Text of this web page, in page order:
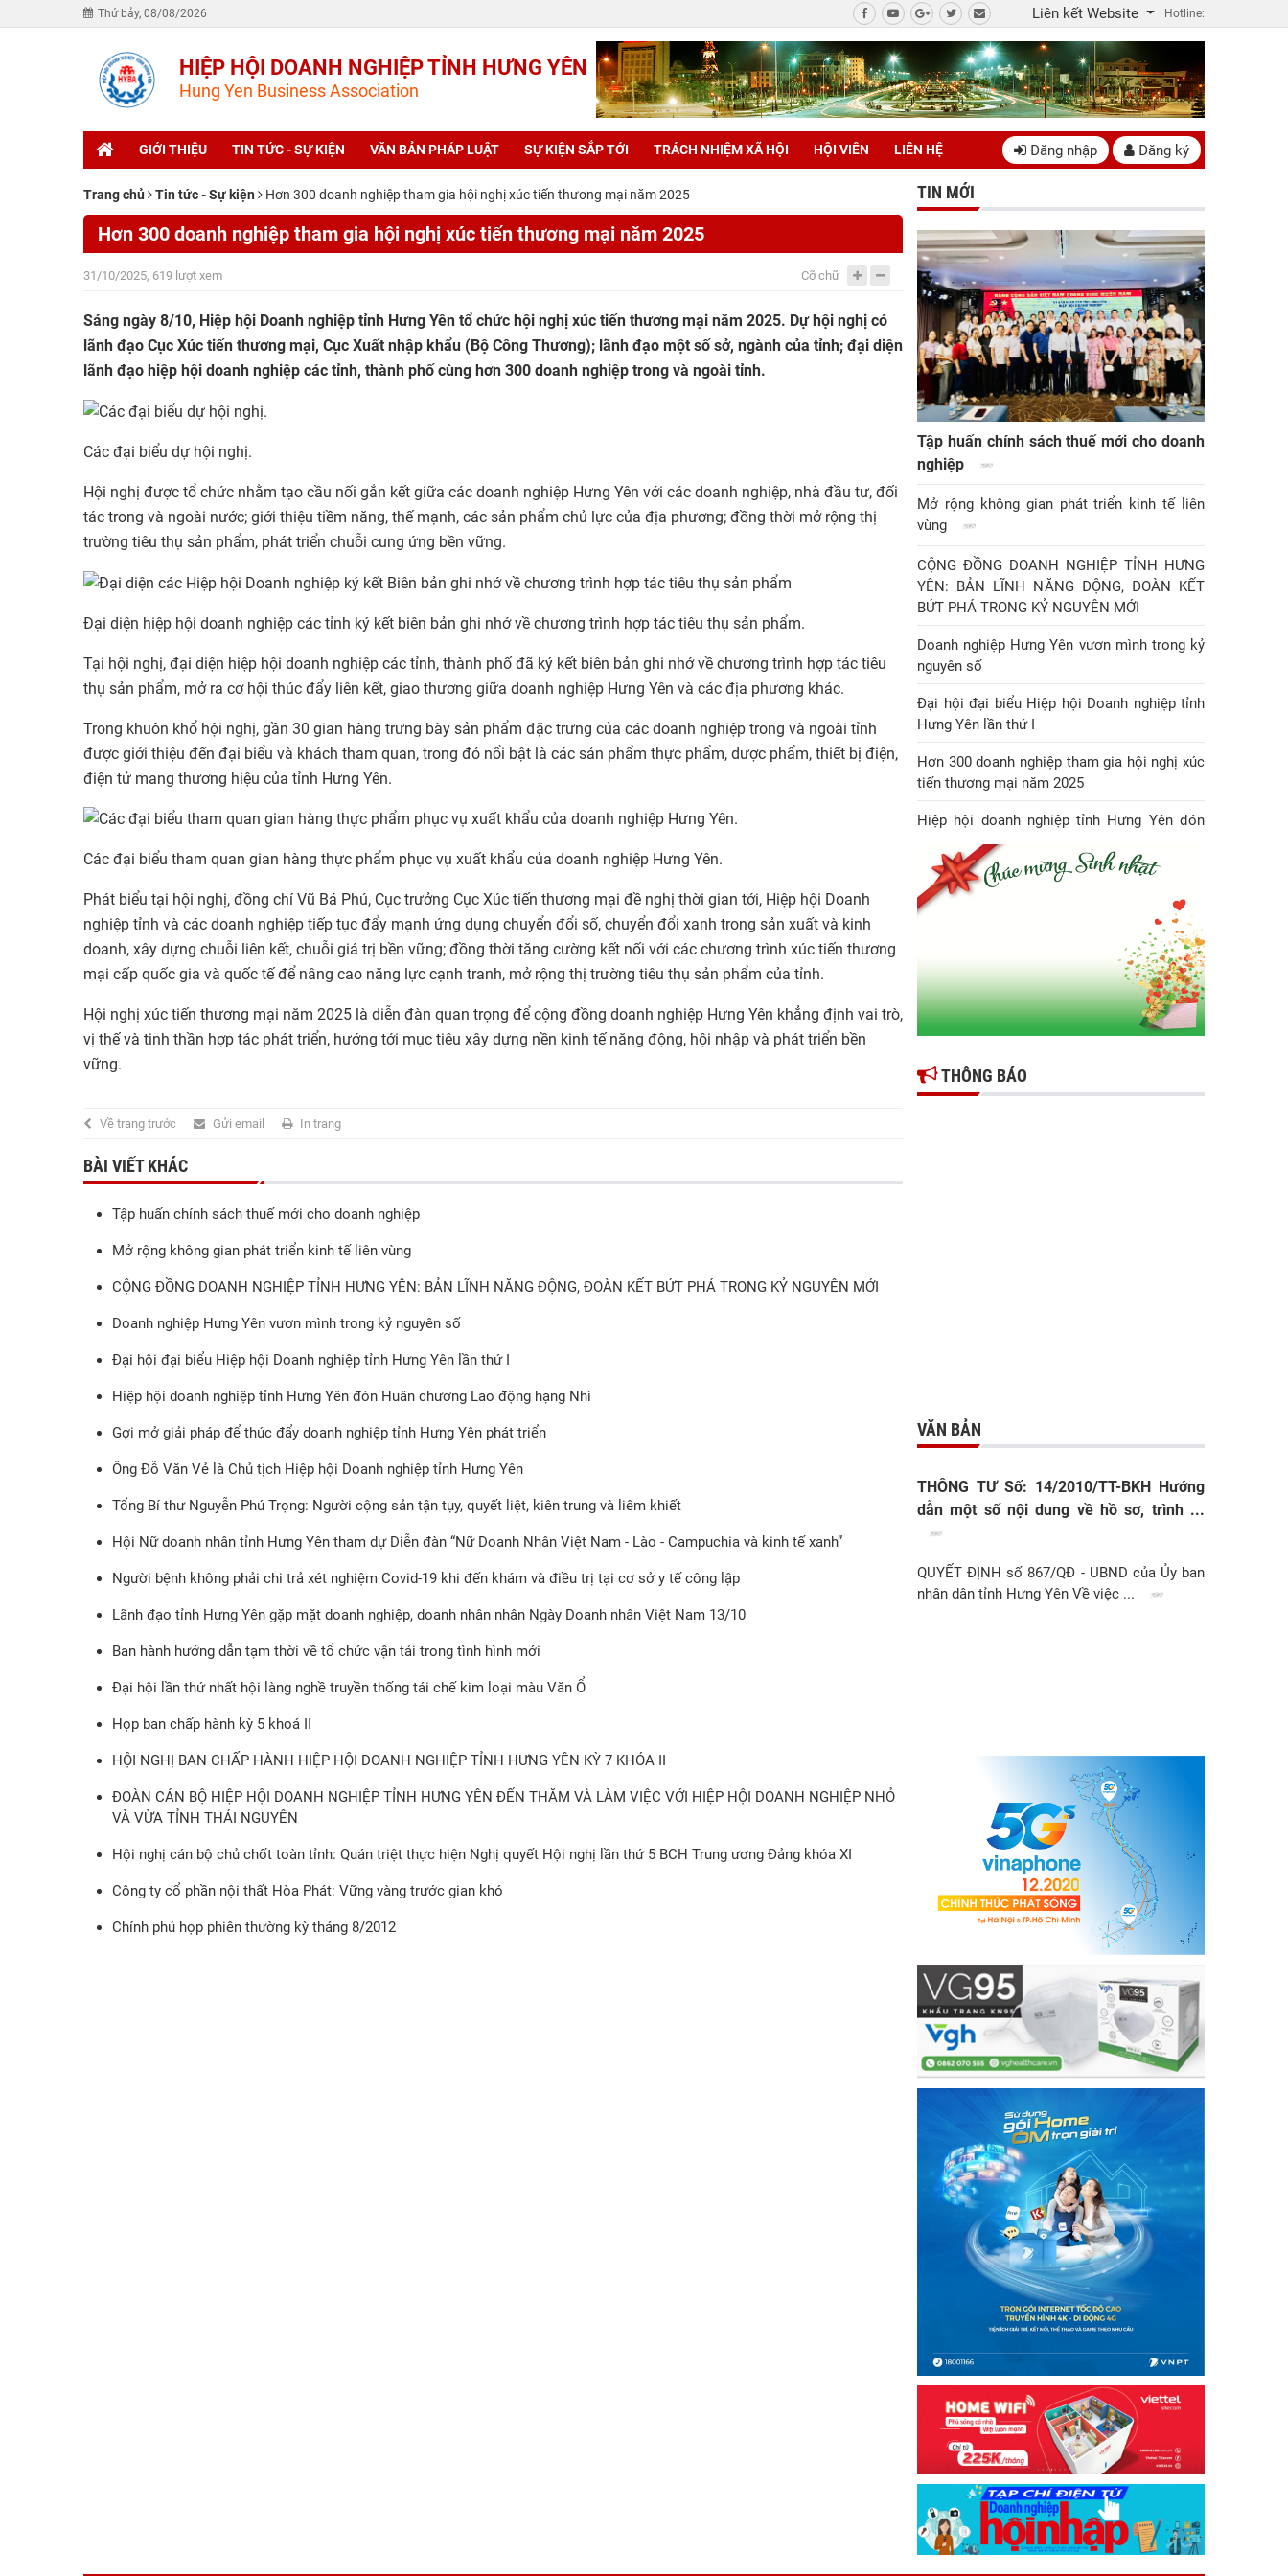
Thứ bảy, 08/08/2026 Liên kết Website Hotline:
HIỆP HỘI DOANH NGHIỆP TỈNH HƯNG YÊN
Hung Yen Business Association
GIỚI THIỆU TIN TỨC - SỰ KIỆN VĂN BẢN PHÁP LUẬT SỰ KIỆN SẮP TỚI TRÁCH NHIỆM XÃ HỘI HỘI VIÊN LIÊN HỆ Đăng nhập Đăng ký
Trang chủ Tin tức - Sự kiện Hơn 300 doanh nghiệp tham gia hội nghị xúc tiến thương mại năm 2025
Hơn 300 doanh nghiệp tham gia hội nghị xúc tiến thương mại năm 2025
31/10/2025, 619 lượt xem Cỡ chữ
Sáng ngày 8/10, Hiệp hội Doanh nghiệp tỉnh Hưng Yên tổ chức hội nghị xúc tiến thương mại năm 2025. Dự hội nghị có
lãnh đạo Cục Xúc tiến thương mại, Cục Xuất nhập khẩu (Bộ Công Thương); lãnh đạo một số sở, ngành của tỉnh; đại diện
lãnh đạo hiệp hội doanh nghiệp các tỉnh, thành phố cùng hơn 300 doanh nghiệp trong và ngoài tỉnh.
Các đại biểu dự hội nghị.
Hội nghị được tổ chức nhằm tạo cầu nối gắn kết giữa các doanh nghiệp Hưng Yên với các doanh nghiệp, nhà đầu tư, đối
tác trong và ngoài nước; giới thiệu tiềm năng, thế mạnh, các sản phẩm chủ lực của địa phương; đồng thời mở rộng thị
trường tiêu thụ sản phẩm, phát triển chuỗi cung ứng bền vững.
Đại diện hiệp hội doanh nghiệp các tỉnh ký kết biên bản ghi nhớ về chương trình hợp tác tiêu thụ sản phẩm.
Tại hội nghị, đại diện hiệp hội doanh nghiệp các tỉnh, thành phố đã ký kết biên bản ghi nhớ về chương trình hợp tác tiêu
thụ sản phẩm, mở ra cơ hội thúc đẩy liên kết, giao thương giữa doanh nghiệp Hưng Yên và các địa phương khác.
Trong khuôn khổ hội nghị, gần 30 gian hàng trưng bày sản phẩm đặc trưng của các doanh nghiệp trong và ngoài tỉnh
được giới thiệu đến đại biểu và khách tham quan, trong đó nổi bật là các sản phẩm thực phẩm, dược phẩm, thiết bị điện,
điện tử mang thương hiệu của tỉnh Hưng Yên.
Các đại biểu tham quan gian hàng thực phẩm phục vụ xuất khẩu của doanh nghiệp Hưng Yên.
Phát biểu tại hội nghị, đồng chí Vũ Bá Phú, Cục trưởng Cục Xúc tiến thương mại đề nghị thời gian tới, Hiệp hội Doanh
nghiệp tỉnh và các doanh nghiệp tiếp tục đẩy mạnh ứng dụng chuyển đổi số, chuyển đổi xanh trong sản xuất và kinh
doanh, xây dựng chuỗi liên kết, chuỗi giá trị bền vững; đồng thời tăng cường kết nối với các chương trình xúc tiến thương
mại cấp quốc gia và quốc tế để nâng cao năng lực cạnh tranh, mở rộng thị trường tiêu thụ sản phẩm của tỉnh.
Hội nghị xúc tiến thương mại năm 2025 là diễn đàn quan trọng để cộng đồng doanh nghiệp Hưng Yên khẳng định vai trò,
vị thế và tinh thần hợp tác phát triển, hướng tới mục tiêu xây dựng nền kinh tế năng động, hội nhập và phát triển bền
vững.
Về trang trước Gửi email In trang
BÀI VIẾT KHÁC
Tập huấn chính sách thuế mới cho doanh nghiệp
Mở rộng không gian phát triển kinh tế liên vùng
CỘNG ĐỒNG DOANH NGHIỆP TỈNH HƯNG YÊN: BẢN LĨNH NĂNG ĐỘNG, ĐOÀN KẾT BỨT PHÁ TRONG KỶ NGUYÊN MỚI
Doanh nghiệp Hưng Yên vươn mình trong kỷ nguyên số
Đại hội đại biểu Hiệp hội Doanh nghiệp tỉnh Hưng Yên lần thứ I
Hiệp hội doanh nghiệp tỉnh Hưng Yên đón Huân chương Lao động hạng Nhì
Gợi mở giải pháp để thúc đẩy doanh nghiệp tỉnh Hưng Yên phát triển
Ông Đỗ Văn Vẻ là Chủ tịch Hiệp hội Doanh nghiệp tỉnh Hưng Yên
Tổng Bí thư Nguyễn Phú Trọng: Người cộng sản tận tụy, quyết liệt, kiên trung và liêm khiết
Hội Nữ doanh nhân tỉnh Hưng Yên tham dự Diễn đàn “Nữ Doanh Nhân Việt Nam - Lào - Campuchia và kinh tế xanh”
Người bệnh không phải chi trả xét nghiệm Covid-19 khi đến khám và điều trị tại cơ sở y tế công lập
Lãnh đạo tỉnh Hưng Yên gặp mặt doanh nghiệp, doanh nhân nhân Ngày Doanh nhân Việt Nam 13/10
Ban hành hướng dẫn tạm thời về tổ chức vận tải trong tình hình mới
Đại hội lần thứ nhất hội làng nghề truyền thống tái chế kim loại màu Văn Ổ
Họp ban chấp hành kỳ 5 khoá II
HỘI NGHỊ BAN CHẤP HÀNH HIỆP HỘI DOANH NGHIỆP TỈNH HƯNG YÊN KỲ 7 KHÓA II
ĐOÀN CÁN BỘ HIỆP HỘI DOANH NGHIỆP TỈNH HƯNG YÊN ĐẾN THĂM VÀ LÀM VIỆC VỚI HIỆP HỘI DOANH NGHIỆP NHỎ
VÀ VỪA TỈNH THÁI NGUYÊN
Hội nghị cán bộ chủ chốt toàn tỉnh: Quán triệt thực hiện Nghị quyết Hội nghị lần thứ 5 BCH Trung ương Đảng khóa XI
Công ty cổ phần nội thất Hòa Phát: Vững vàng trước gian khó
Chính phủ họp phiên thường kỳ tháng 8/2012
TIN MỚI
Tập huấn chính sách thuế mới cho doanh
nghiệp
Mở rộng không gian phát triển kinh tế liên
vùng
CỘNG ĐỒNG DOANH NGHIỆP TỈNH HƯNG
YÊN: BẢN LĨNH NĂNG ĐỘNG, ĐOÀN KẾT
BỨT PHÁ TRONG KỶ NGUYÊN MỚI
Doanh nghiệp Hưng Yên vươn mình trong kỷ
nguyên số
Đại hội đại biểu Hiệp hội Doanh nghiệp tỉnh
Hưng Yên lần thứ I
Hơn 300 doanh nghiệp tham gia hội nghị xúc
tiến thương mại năm 2025
Hiệp hội doanh nghiệp tỉnh Hưng Yên đón
Huân chương Lao động hạng Nhì
Gợi mở giải pháp để thúc đẩy doanh nghiệp
tỉnh Hưng Yên phát triển
Ông Đỗ Văn Vẻ là Chủ tịch Hiệp hội Doanh
Hiệp hội doanh nghiệp tỉnh Hưng Yên: Cập
nhật chính sách thuế mới và phòng ngừa rủi
ro thuế cho doanh nghiệp
THÔNG BÁO
VĂN BẢN
THÔNG TƯ Số: 14/2010/TT-BKH Hướng
dẫn một số nội dung về hồ sơ, trình ...
QUYẾT ĐỊNH số 867/QĐ - UBND của Ủy ban
nhân dân tỉnh Hưng Yên Về việc ...